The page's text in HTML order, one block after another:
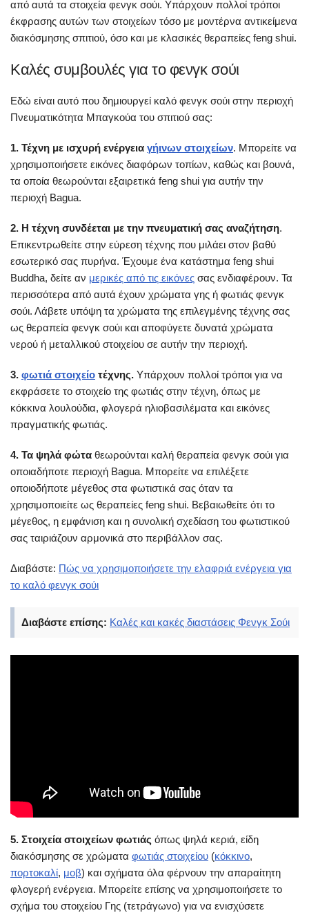
από αυτά τα στοιχεία φενγκ σούι. Υπάρχουν πολλοί τρόποι
έκφρασης αυτών των στοιχείων τόσο με μοντέρνα αντικείμενα
διακόσμησης σπιτιού, όσο και με κλασικές θεραπείες feng shui.
Καλές συμβουλές για το φενγκ σούι
Εδώ είναι αυτό που δημιουργεί καλό φενγκ σούι στην περιοχή
Πνευματικότητα Μπαγκούα του σπιτιού σας:
1. Τέχνη με ισχυρή ενέργεια γήινων στοιχείων. Μπορείτε να
χρησιμοποιήσετε εικόνες διαφόρων τοπίων, καθώς και βουνά,
τα οποία θεωρούνται εξαιρετικά feng shui για αυτήν την
περιοχή Bagua.
2. Η τέχνη συνδέεται με την πνευματική σας αναζήτηση.
Επικεντρωθείτε στην εύρεση τέχνης που μιλάει στον βαθύ
εσωτερικό σας πυρήνα. Έχουμε ένα κατάστημα feng shui
Buddha, δείτε αν μερικές από τις εικόνες σας ενδιαφέρουν. Τα
περισσότερα από αυτά έχουν χρώματα γης ή φωτιάς φενγκ
σούι. Λάβετε υπόψη τα χρώματα της επιλεγμένης τέχνης σας
ως θεραπεία φενγκ σούι και αποφύγετε δυνατά χρώματα
νερού ή μεταλλικού στοιχείου σε αυτήν την περιοχή.
3. φωτιά στοιχείο τέχνης. Υπάρχουν πολλοί τρόποι για να
εκφράσετε το στοιχείο της φωτιάς στην τέχνη, όπως με
κόκκινα λουλούδια, φλογερά ηλιοβασιλέματα και εικόνες
πραγματικής φωτιάς.
4. Τα ψηλά φώτα θεωρούνται καλή θεραπεία φενγκ σούι για
οποιαδήποτε περιοχή Bagua. Μπορείτε να επιλέξετε
οποιοδήποτε μέγεθος στα φωτιστικά σας όταν τα
χρησιμοποιείτε ως θεραπείες feng shui. Βεβαιωθείτε ότι το
μέγεθος, η εμφάνιση και η συνολική σχεδίαση του φωτιστικού
σας ταιριάζουν αρμονικά στο περιβάλλον σας.
Διαβάστε: Πώς να χρησιμοποιήσετε την ελαφριά ενέργεια για
το καλό φενγκ σούι
Διαβάστε επίσης: Καλές και κακές διαστάσεις Φενγκ Σούι
5. Στοιχεία στοιχείων φωτιάς όπως ψηλά κεριά, είδη
διακόσμησης σε χρώματα φωτιάς στοιχείου (κόκκινο,
πορτοκαλί, μοβ) και σχήματα όλα φέρνουν την απαραίτητη
φλογερή ενέργεια. Μπορείτε επίσης να χρησιμοποιήσετε το
σχήμα του στοιχείου Γης (τετράγωνο) για να ενισχύσετε